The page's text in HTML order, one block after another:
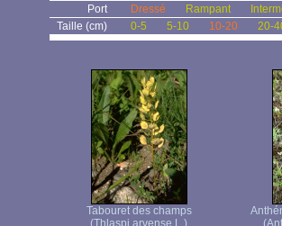
Port
Dressé Rampant
Taille (cm)
0-5 5-10 10-20 20-
Tabouret des champs
(Thlaspi arvense L.)